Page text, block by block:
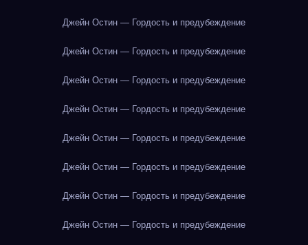
Джейн Остин — Гордость и предубеждение
Джейн Остин — Гордость и предубеждение
Джейн Остин — Гордость и предубеждение
Джейн Остин — Гордость и предубеждение
Джейн Остин — Гордость и предубеждение
Джейн Остин — Гордость и предубеждение
Джейн Остин — Гордость и предубеждение
Джейн Остин — Гордость и предубеждение